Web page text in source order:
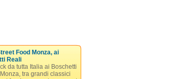
Food Monza, ai
Reali
da tutta Italia ai Boschetti
tra grandi classici